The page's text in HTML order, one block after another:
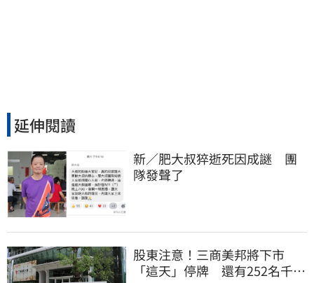
延伸閱讀
新／肥大叔猝逝死因成謎　團
隊發聲了
股東注意！三商美邦將下市
「這天」停牌 還有252名千張